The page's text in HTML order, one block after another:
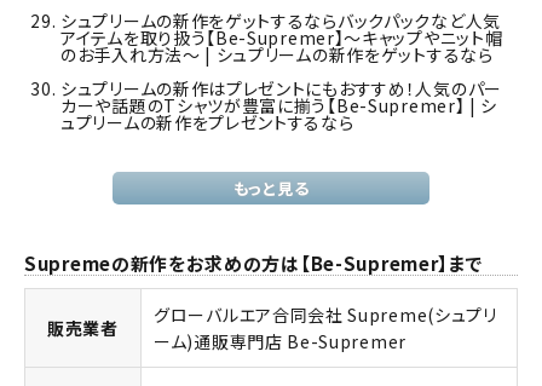
シュプリームの新作をゲットするならバックパックなど人気
アイテムを取り扱う【Be-Supremer】～キャップやニット帽
のお手入れ方法～ | シュプリームの新作をゲットするなら
シュプリームの新作はプレゼントにもおすすめ！人気のパー
カーや話題のTシャツが豊富に揃う【Be-Supremer】 | シ
ュプリームの新作をプレゼントするなら
もっと見る
Supremeの新作をお求めの方は【Be-Supremer】まで
販売業者
グローバルエア合同会社 Supreme(シュプリ
ーム)通販専門店 Be-Supremer